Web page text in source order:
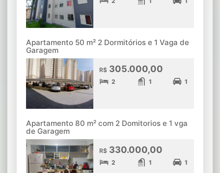
Apartamento 50 m² 2 Dormitórios e 1 Vaga de
Garagem
R$305.000,00
2 1 1
Apartamento 80 m² com 2 Domitorios e 1 vga
de Garagem
R$330.000,00
2 1 1